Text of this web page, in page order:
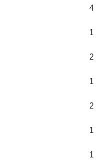
4
1
2
1
2
1
1